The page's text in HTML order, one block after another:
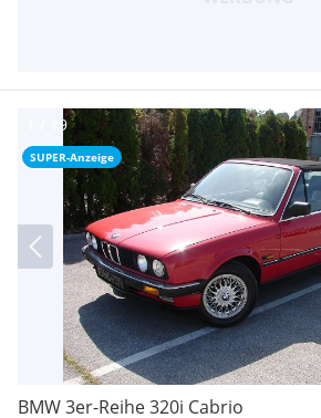
SUPER-Anzeige
BMW 3er-Reihe 320i Cabrio